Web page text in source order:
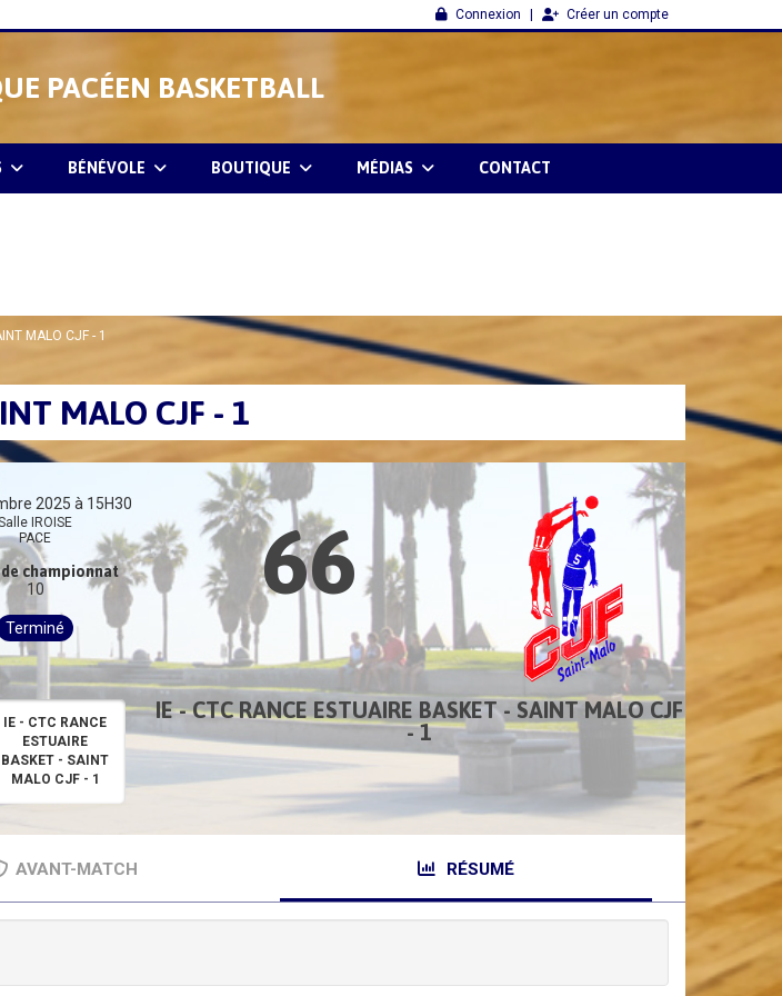
Connexion Créer un compte
PACÉEN BASKETBALL
BÉNÉVOLE BOUTIQUE MÉDIAS CONTACT
MALO CJF - 1
MALO CJF - 1
2025 à 15H30
IROISE
PACE
de championnat
10
Terminé
66
IE - CTC RANCE ESTUAIRE BASKET - SAINT MALO CJF
- 1
IE - CTC RANCE
ESTUAIRE
BASKET - SAINT
MALO CJF - 1
AVANT-MATCH RÉSUMÉ